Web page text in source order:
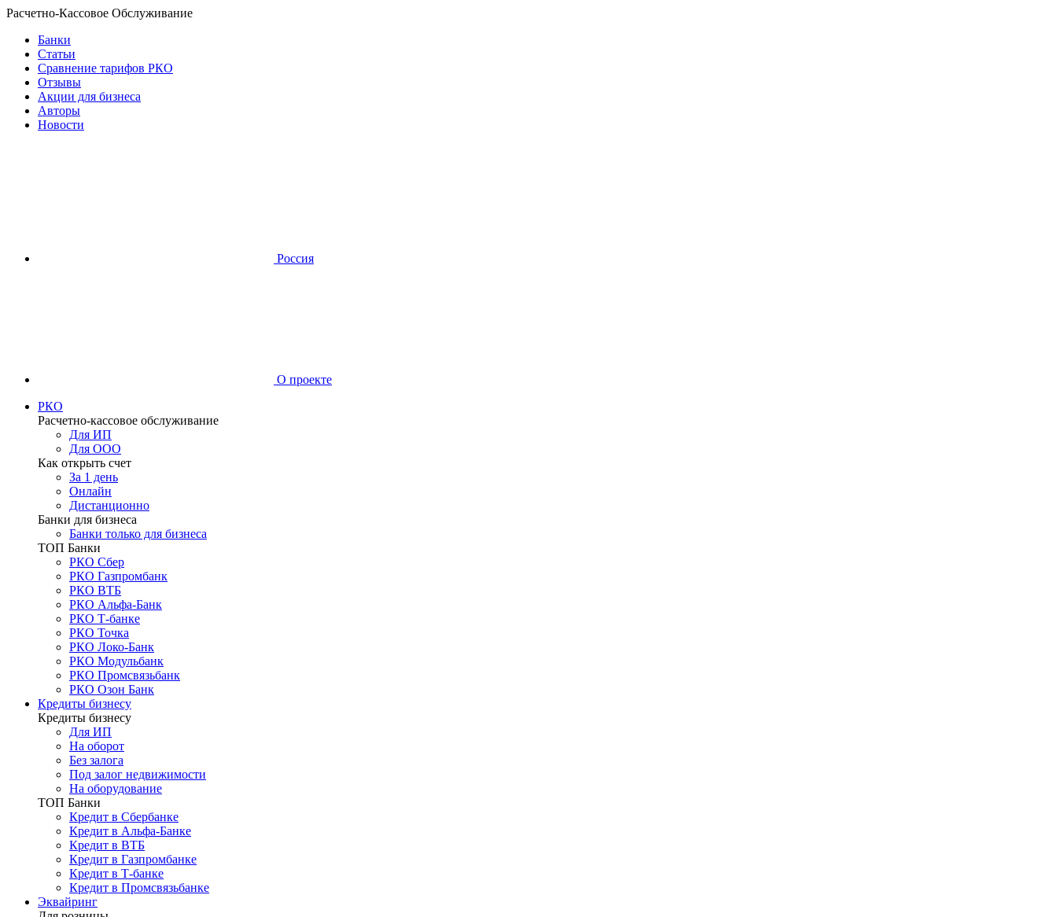
Расчетно-Кассовое Обслуживание
Банки
Статьи
Сравнение тарифов РКО
Отзывы
Акции для бизнеса
Авторы
Новости
Россия
О проекте
РКО
Расчетно-кассовое обслуживание
Для ИП
Для ООО
Как открыть счет
За 1 день
Онлайн
Дистанционно
Банки для бизнеса
Банки только для бизнеса
ТОП Банки
РКО Сбер
РКО Газпромбанк
РКО ВТБ
РКО Альфа-Банк
РКО Т-банке
РКО Точка
РКО Локо-Банк
РКО Модульбанк
РКО Промсвязьбанк
РКО Озон Банк
Кредиты бизнесу
Кредиты бизнесу
Для ИП
На оборот
Без залога
Под залог недвижимости
На оборудование
ТОП Банки
Кредит в Сбербанке
Кредит в Альфа-Банке
Кредит в ВТБ
Кредит в Газпромбанке
Кредит в Т-банке
Кредит в Промсвязьбанке
Эквайринг